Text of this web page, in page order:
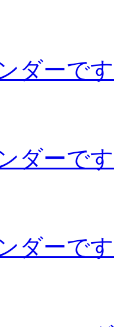
ダーです
ダーです
ダーです